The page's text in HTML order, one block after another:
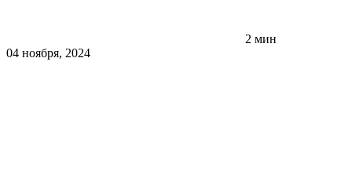
2 мин
04 ноября, 2024